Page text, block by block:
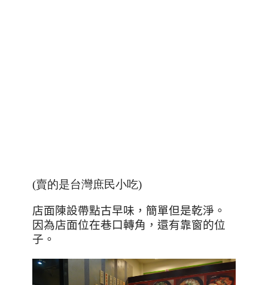
(賣的是台灣庶民小吃)
店面陳設帶點古早味，簡單但是乾淨。
因為店面位在巷口轉角，還有靠窗的位
子。